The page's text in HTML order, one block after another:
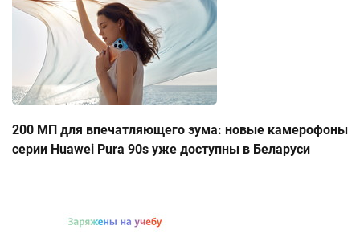
200 МП для впечатляющего зума: новые камерофоны
серии Huawei Pura 90s уже доступны в Беларуси